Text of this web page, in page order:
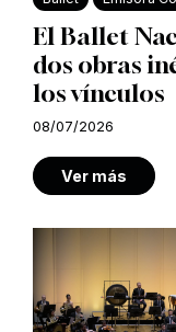
El Ballet
dos obras
los vínculos
08/07/2026
Ver más